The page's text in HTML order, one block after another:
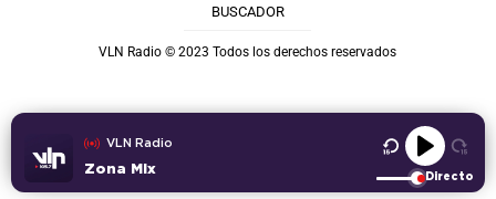
VLN Radio
Zona Mix
Directo
BUSCADOR
VLN Radio © 2023 Todos los derechos reservados